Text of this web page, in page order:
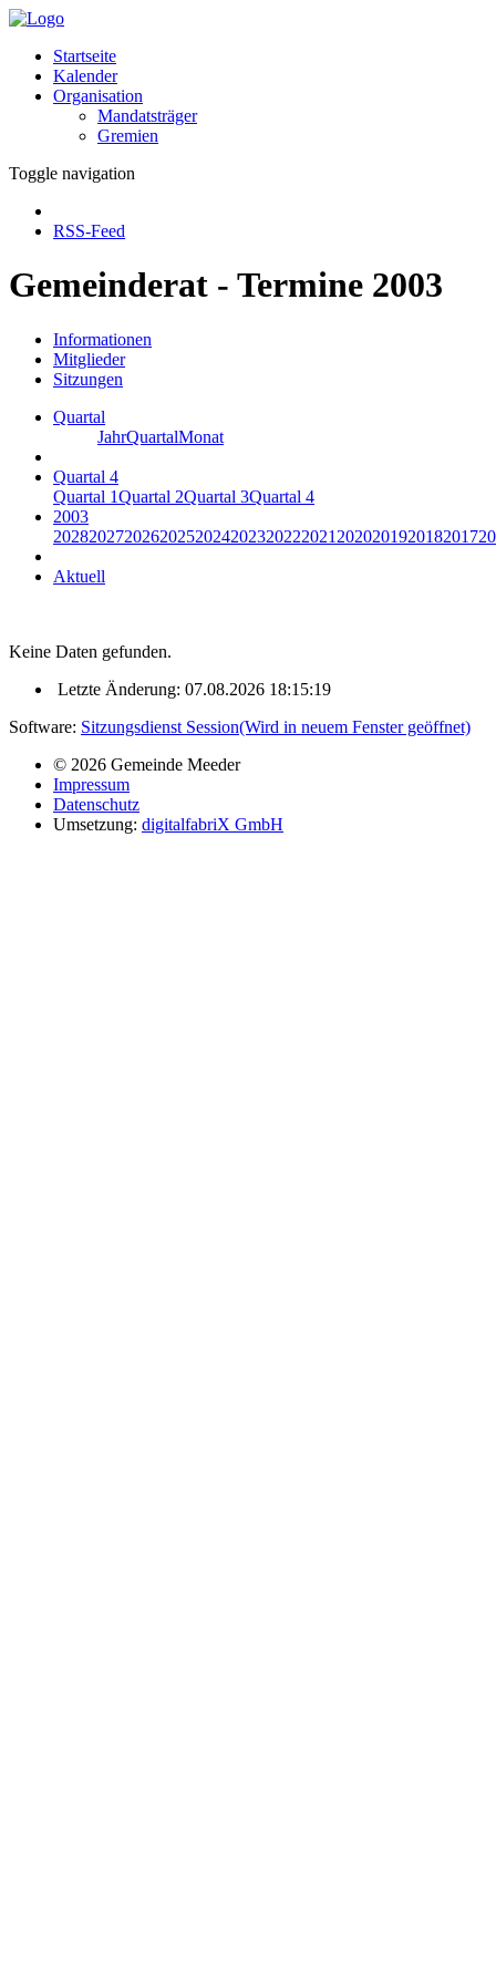
Startseite
Kalender
Organisation
Mandatsträger
Gremien
Toggle navigation
RSS-Feed
Gemeinderat - Termine 2003
Informationen
Mitglieder
Sitzungen
Quartal
JahrQuartalMonat
Quartal 4
Quartal 1Quartal 2Quartal 3Quartal 4
2003
20282027202620252024202320222021 2020201920182017
Aktuell
Keine Daten gefunden.
Letzte Änderung: 07.08.2026 18:15:19
Software: Sitzungsdienst Session(Wird in neuem Fenster geöffnet)
© 2026 Gemeinde Meeder
Impressum
Datenschutz
Umsetzung: digitalfabriX GmbH